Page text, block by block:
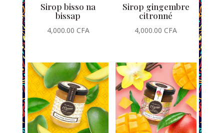
Sirop bisso na
bissap
4,000.00 CFA
Sirop gingembre
citronné
4,000.00 CFA